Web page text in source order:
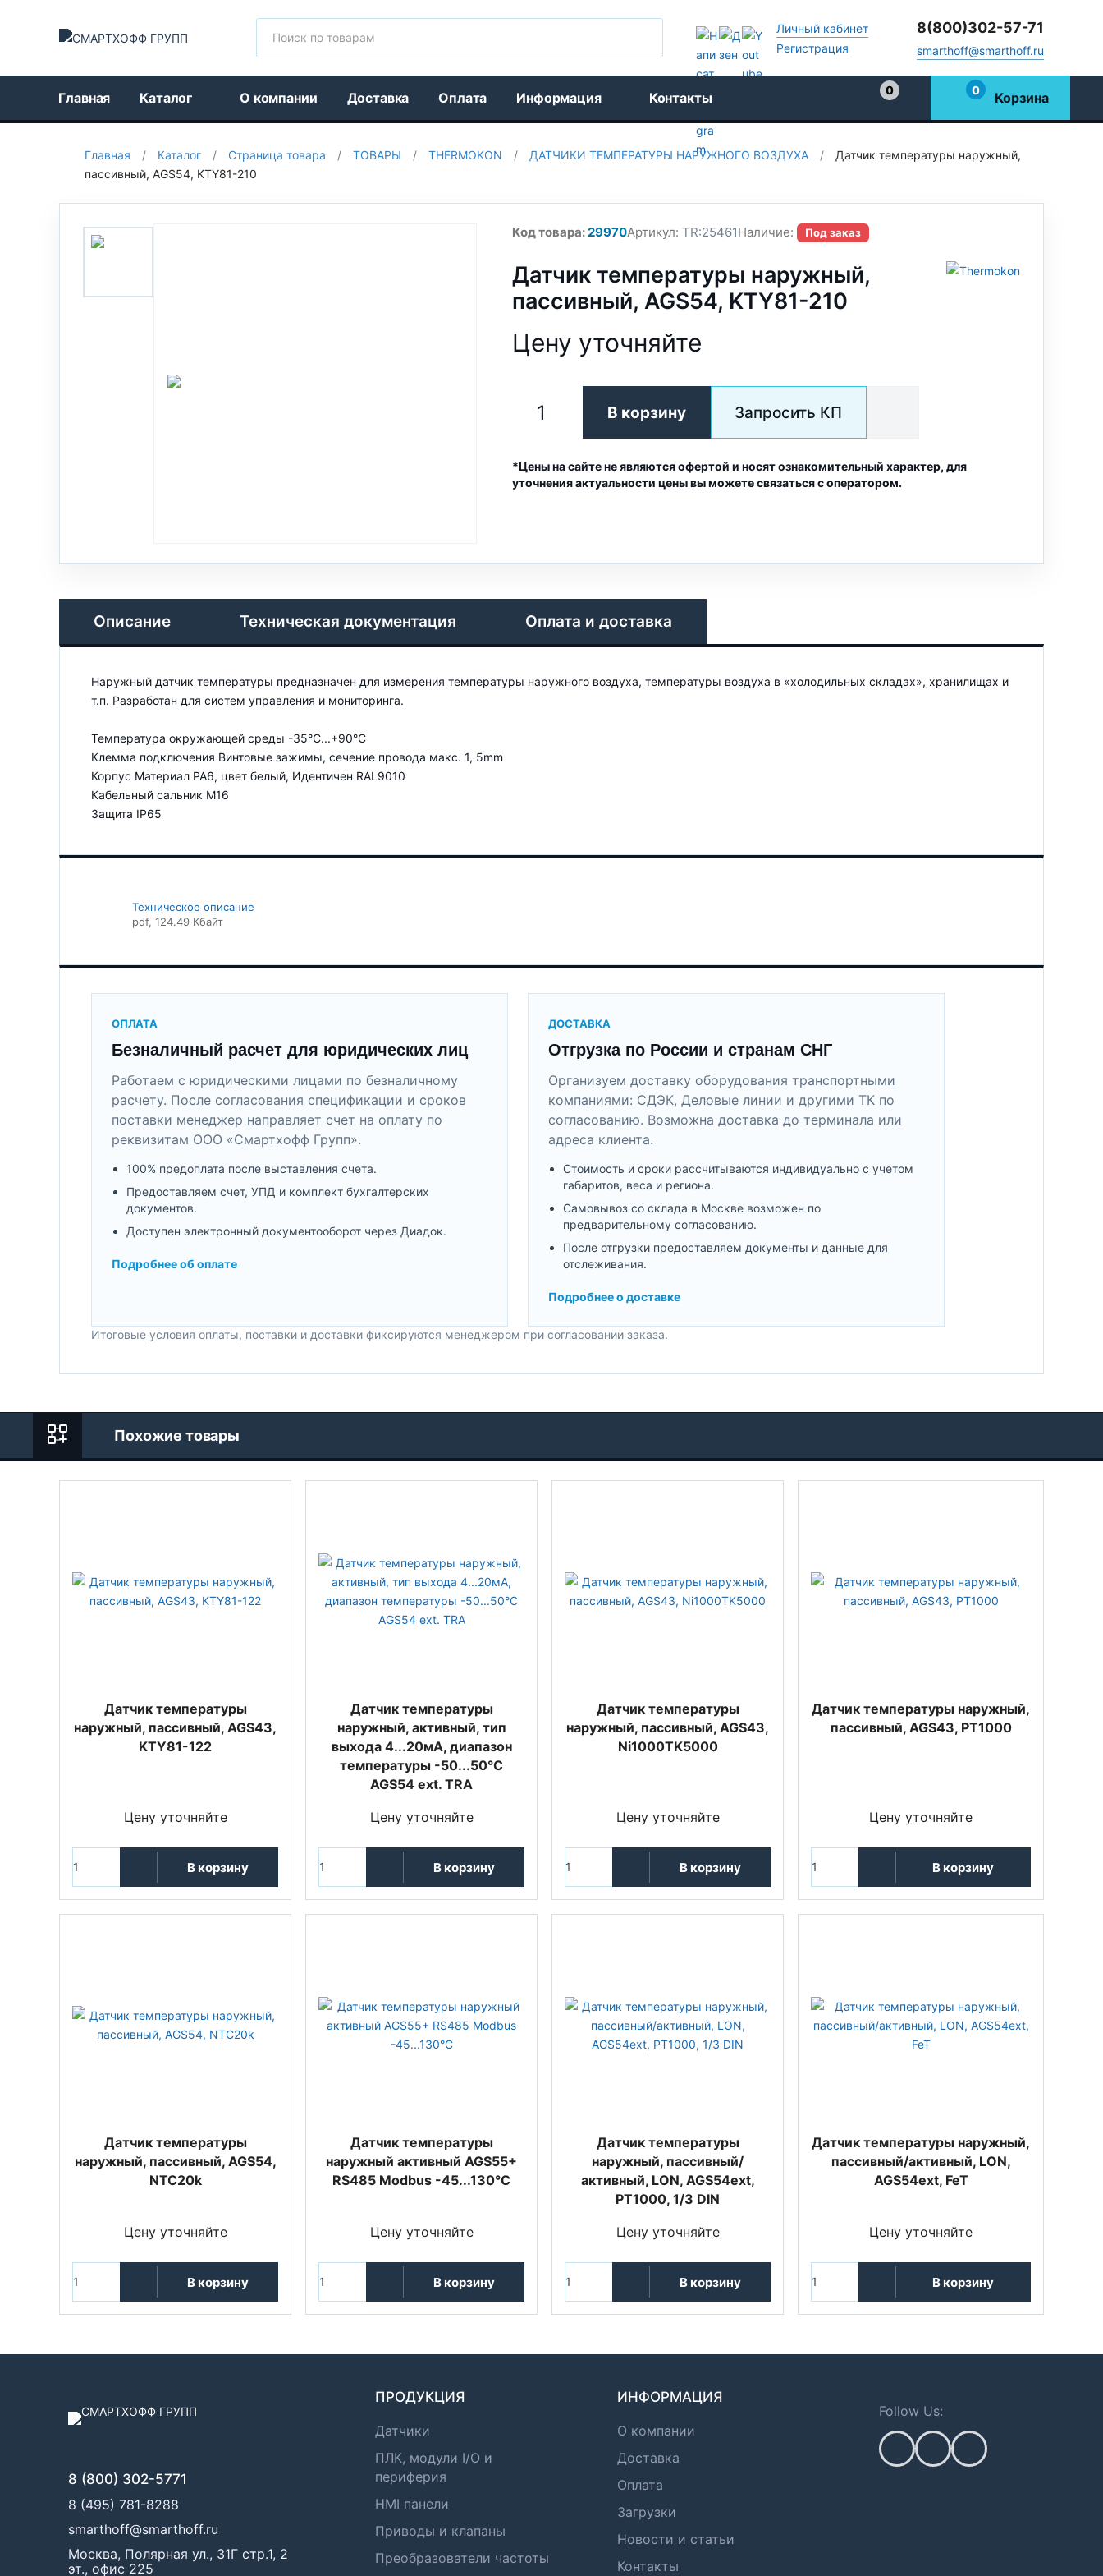
Личный кабинет
Регистрация
8(800)302-57-71
smarthoff@smarthoff.ru
Главная Каталог О компании Доставка Оплата Информация Контакты
0
0 Корзина
Главная / Каталог / Страница товара / ТОВАРЫ / THERMOKON / ДАТЧИКИ ТЕМПЕРАТУРЫ НАРУЖНОГО ВОЗДУХА /
Датчик температуры наружный,
пассивный, AGS54, KTY81-210
Код товара:29970Артикул: TR:25461Наличие: Под заказ
Датчик температуры наружный,
пассивный, AGS54, KTY81-210
Цену уточняйте
В корзину Запросить КП
*Цены на сайте не являются офертой и носят ознакомительный характер, для
уточнения актуальности цены вы можете связаться с оператором.
Описание Техническая документация Оплата и доставка
Наружный датчик температуры предназначен для измерения температуры наружного воздуха, температуры воздуха в «холодильных складах», хранилищах и
т.п. Разработан для систем управления и мониторинга.
Температура окружающей среды -35°C...+90°C
Клемма подключения Винтовые зажимы, сечение провода макс. 1, 5mm
Корпус Материал PA6, цвет белый, Идентичен RAL9010
Кабельный сальник M16
Защита IP65
Техническое описание
pdf, 124.49 Кбайт
ОПЛАТА
Безналичный расчет для юридических лиц
Работаем с юридическими лицами по безналичному
расчету. После согласования спецификации и сроков
поставки менеджер направляет счет на оплату по
реквизитам ООО «Смартхофф Групп».
100% предоплата после выставления счета.
Предоставляем счет, УПД и комплект бухгалтерских
документов.
Доступен электронный документооборот через Диадок.
Подробнее об оплате
ДОСТАВКА
Отгрузка по России и странам СНГ
Организуем доставку оборудования транспортными
компаниями: СДЭК, Деловые линии и другими ТК по
согласованию. Возможна доставка до терминала или
адреса клиента.
Стоимость и сроки рассчитываются индивидуально с учетом
габаритов, веса и региона.
Самовывоз со склада в Москве возможен по
предварительному согласованию.
После отгрузки предоставляем документы и данные для
отслеживания.
Подробнее о доставке
Итоговые условия оплаты, поставки и доставки фиксируются менеджером при согласовании заказа.
Похожие товары
Датчик температуры
наружный, пассивный, AGS43,
KTY81-122
Цену уточняйте
В корзину
Датчик температуры
наружный, активный, тип
выхода 4...20мА, диапазон
температуры -50...50°C
AGS54 ext. TRA
Цену уточняйте
В корзину
Датчик температуры
наружный, пассивный, AGS43,
Ni1000TK5000
Цену уточняйте
В корзину
Датчик температуры наружный,
пассивный, AGS43, PT1000
Цену уточняйте
В корзину
Датчик температуры
наружный, пассивный, AGS54,
NTC20k
Цену уточняйте
В корзину
Датчик температуры
наружный активный AGS55+
RS485 Modbus -45...130°C
Цену уточняйте
В корзину
Датчик температуры
наружный, пассивный/
активный, LON, AGS54ext,
PT1000, 1/3 DIN
Цену уточняйте
В корзину
Датчик температуры наружный,
пассивный/активный, LON,
AGS54ext, FeT
Цену уточняйте
В корзину
8 (800) 302-5771
8 (495) 781-8288
smarthoff@smarthoff.ru
Москва, Полярная ул., 31Г стр.1, 2
эт., офис 225
ПРОДУКЦИЯ
Датчики
ПЛК, модули I/O и
периферия
HMI панели
Приводы и клапаны
Преобразователи частоты
ИНФОРМАЦИЯ
О компании
Доставка
Оплата
Загрузки
Новости и статьи
Контакты
Follow Us: